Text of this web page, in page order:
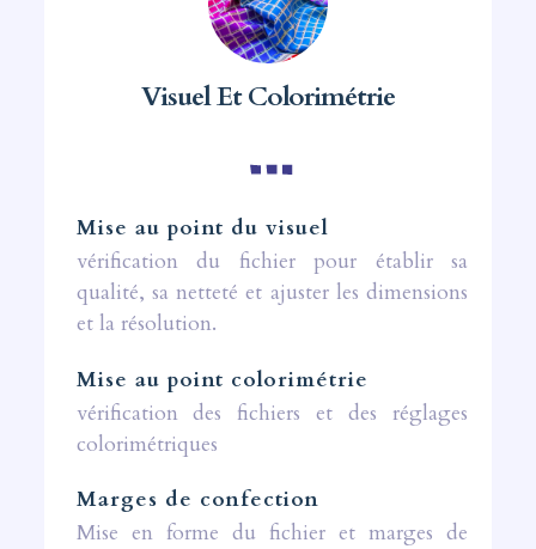
Visuel Et Colorimétrie
Mise au point du visuel
vérification du fichier pour établir sa
qualité, sa netteté et ajuster les dimensions
et la résolution.
Mise au point colorimétrie
vérification des fichiers et des réglages
colorimétriques
Marges de confection
Mise en forme du fichier et marges de